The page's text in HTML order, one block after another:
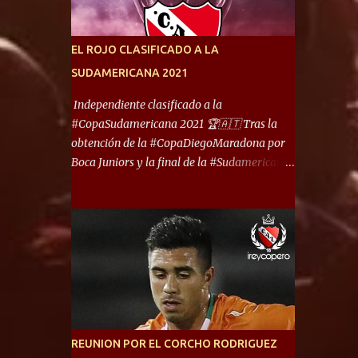
ello son protagonistas de un clásico de los
transitó por la primera división del fútbol
local durante muchos años. Dock Sud es otro
de los que comparten esas tierras, aunque el
foco de atención es la convivencia
Independiente - Racing. “No encuentro, más
reúna tantos logros deportivos, tantos
clubes y tanta gente en este deporte”,
afirmó Facundo Moyano. “Creo que
EL ROJO CLASIFICADO A LA
SUDAMERICANA 2021
Independiente clasificado a la
#CopaSudamericana 2021 🏆🇦🇹 Tras la
obtención de la #CopaDiegoMaradona por
Boca Juniors y la final de la #Sudamericana
Defensa y Justicia o Lanús, dadas estás dos
condiciones el Rey de Copas se clasifica a la
Copa Sudamericana de este 2021. En este
año, la Sudamericana sufrirá modificaciones
en su formato, que iniciará en fase de grupos
con 6 partidos, de los cuales sólo los
primeros de cada grupo jugarán los 8vos.
REUNION POR EL CORCHO RODRIGUEZ